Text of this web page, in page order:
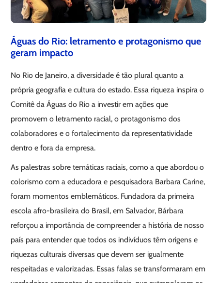
Águas do Rio: letramento e protagonismo que
geram impacto
No Rio de Janeiro, a diversidade é tão plural quanto a
própria geografia e cultura do estado. Essa riqueza inspira o
Comitê da Águas do Rio a investir em ações que
promovem o letramento racial, o protagonismo dos
colaboradores e o fortalecimento da representatividade
dentro e fora da empresa.
As palestras sobre temáticas raciais, como a que abordou o
colorismo com a educadora e pesquisadora Barbara Carine,
foram momentos emblemáticos. Fundadora da primeira
escola afro-brasileira do Brasil, em Salvador, Bárbara
reforçou a importância de compreender a história de nosso
país para entender que todos os indivíduos têm origens e
riquezas culturais diversas que devem ser igualmente
respeitadas e valorizadas. Essas falas se transformaram em